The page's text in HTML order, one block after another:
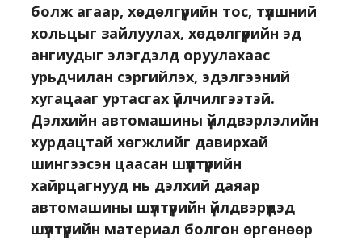
болж агаар, хөдөлгүүрийн тос, түлшний
хольцыг зайлуулах, хөдөлгүүрийн эд
ангиудыг элэгдэлд оруулахаас
урьдчилан сэргийлэх, эдэлгээний
хугацааг уртасгах үйлчилгээтэй.
Дэлхийн автомашины үйлдвэрлэлийн
хурдацтай хөгжлийг давирхай
шингээсэн цаасан шүүлтүүрийн
хайрцагнууд нь дэлхий даяар
автомашины шүүлтүүрийн үйлдвэрүүдэд
шүүлтүүрийн материал болгон өргөнөөр